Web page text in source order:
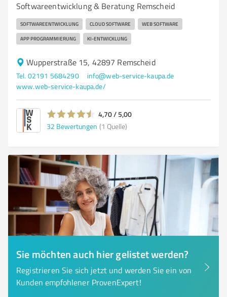
Softwareentwicklung & Beratung Remscheid
SOFTWAREENTWICKLUNG CLOUD SOFTWARE WEB SOFTWARE
APP PROGRAMMIERUNG KI-ENTWICKLUNG
Wupperstraße 15, 42897 Remscheid
Tel. 02191 5684290
info@web-service-kaupa.de
www.web-service-kaupa.de/
4,70 / 5,00
32 Bewertungen (1 Quelle)
Sie möchten auch hier gelistet werden?
Registrieren Sie sich jetzt und werden Sie ein von
Kunden empfohlener ProvenExpert!